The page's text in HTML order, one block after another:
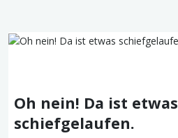
Oh nein! Da ist etwas
schiefgelaufen.